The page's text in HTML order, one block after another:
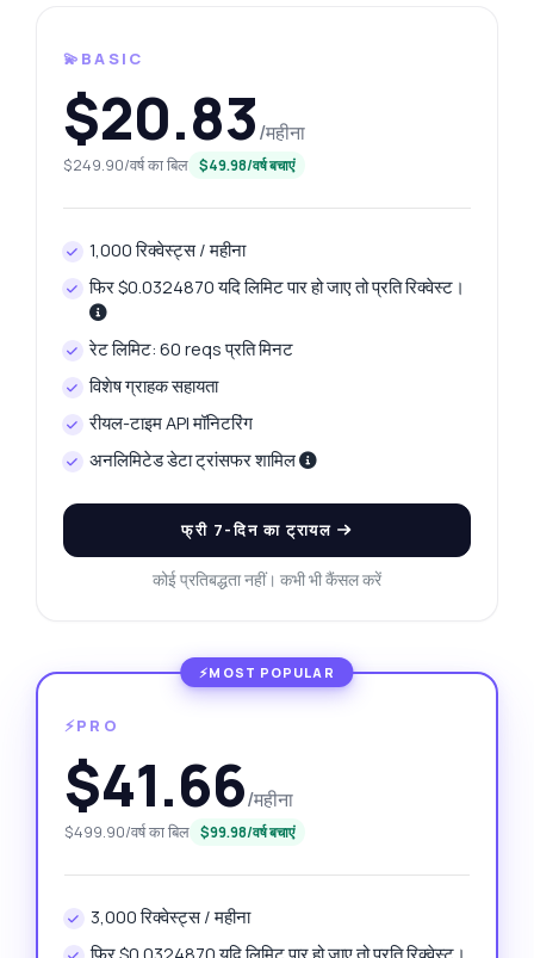
💫BASIC
$20.83/महीना
$249.90/वर्ष का बिल $49.98/वर्ष बचाएं
1,000 रिक्वेस्ट्स / महीना
फिर $0.0324870 यदि लिमिट पार हो जाए तो प्रति रिक्वेस्ट।
रेट लिमिट: 60 reqs प्रति मिनट
विशेष ग्राहक सहायता
रीयल-टाइम API मॉनिटरिंग
अनलिमिटेड डेटा ट्रांसफर शामिल
फ्री 7-दिन का ट्रायल
कोई प्रतिबद्धता नहीं। कभी भी कैंसल करें
⚡PRO
$41.66/महीना
$499.90/वर्ष का बिल $99.98/वर्ष बचाएं
3,000 रिक्वेस्ट्स / महीना